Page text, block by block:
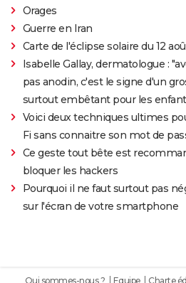
Orages
Guerre en Iran
Carte de l'éclipse solaire du 12
Isabelle Gallay, dermatologue :
pas anodin, c'est le signe d'un
surtout embêtant pour les
Voici deux techniques ultimes
Fi sans connaitre son mot de
Ce geste tout bête est
bloquer les hackers
Pourquoi il ne faut surtout pas
sur l'écran de votre smartphone
Qui sommes-nous ? Equipe Charte